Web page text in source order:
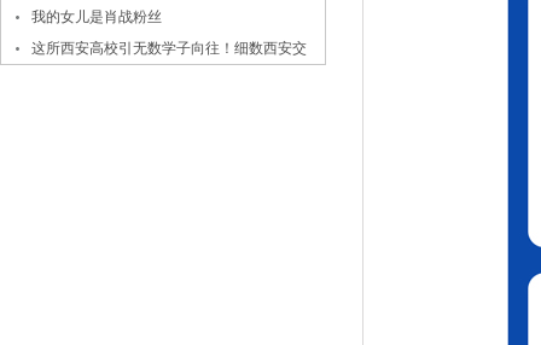
业、录取数据
我的女儿是肖战粉丝
这所西安高校引无数学子向往！细数西安交